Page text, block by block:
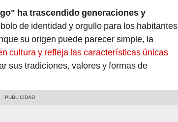
ha trascendido generaciones y
de identidad y orgullo para los habitantes
su origen puede parecer simple, la
cultura y refleja las características únicas
sus tradiciones, valores y formas de